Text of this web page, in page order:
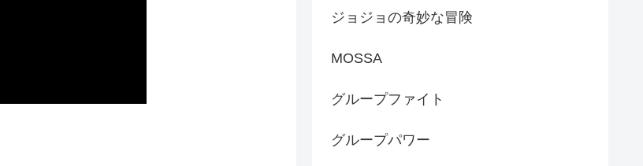
ジョジョの奇妙な冒険
MOSSA
グループファイト
グループパワー